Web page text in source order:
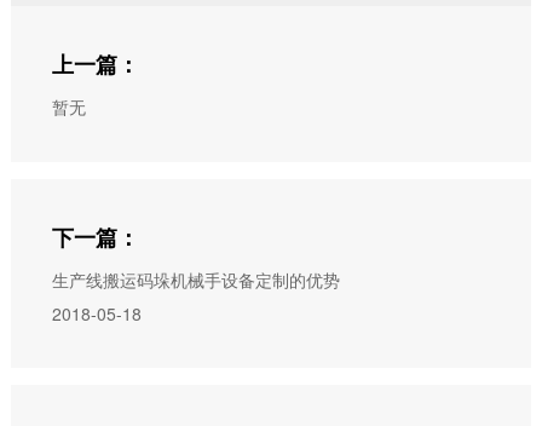
上一篇：
暂无
下一篇：
生产线搬运码垛机械手设备定制的优势
2018-05-18